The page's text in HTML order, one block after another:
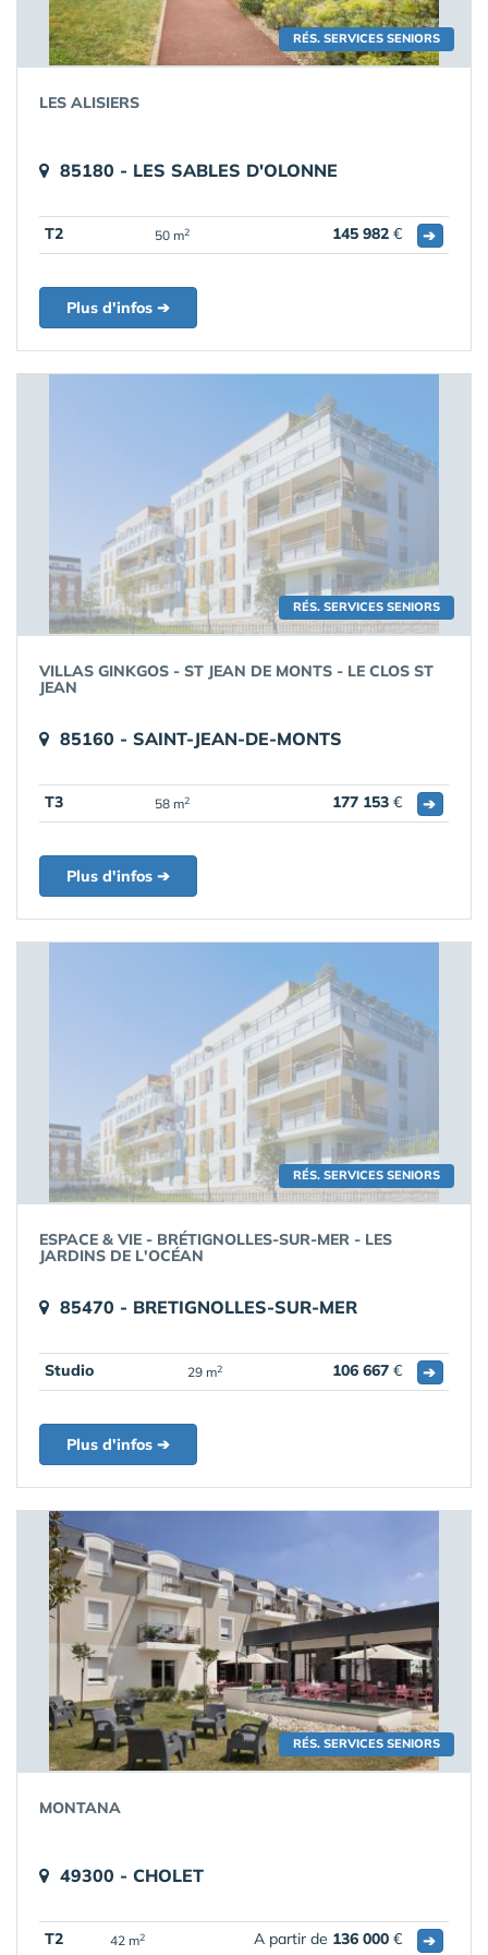
RÉS. SERVICES SENIORS
LES ALISIERS
85180 - LES SABLES D'OLONNE
T2 50 m2 145 982 € ➔
Plus d'infos ➔
RÉS. SERVICES SENIORS
VILLAS GINKGOS - ST JEAN DE MONTS - LE CLOS ST
JEAN
85160 - SAINT-JEAN-DE-MONTS
T3 58 m2 177 153 € ➔
Plus d'infos ➔
RÉS. SERVICES SENIORS
ESPACE & VIE - BRÉTIGNOLLES-SUR-MER - LES
JARDINS DE L'OCÉAN
85470 - BRETIGNOLLES-SUR-MER
Studio 29 m2 106 667 € ➔
Plus d'infos ➔
RÉS. SERVICES SENIORS
MONTANA
49300 - CHOLET
T2 42 m2 A partir de 136 000 € ➔